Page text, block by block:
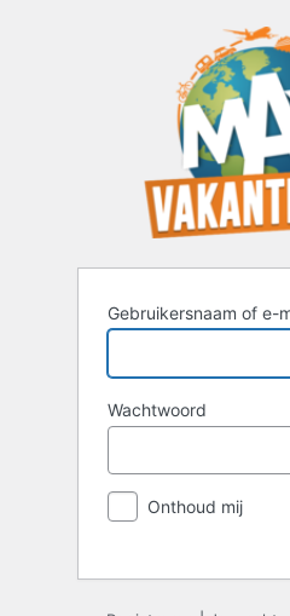
Gebruikersnaam of e-
Wachtwoord
Onthoud mij